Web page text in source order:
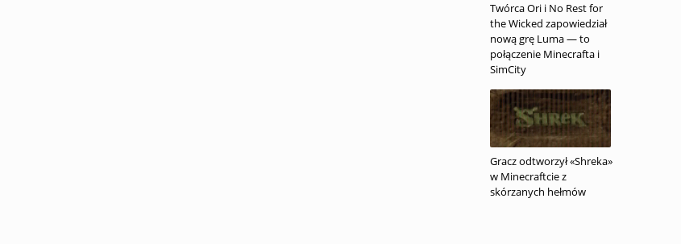
Twórca Ori i No Rest for
the Wicked zapowiedział
nową grę Luma — to
połączenie Minecrafta i
SimCity
Gracz odtworzył «Shreka»
w Minecraftcie z
skórzanych hełmów